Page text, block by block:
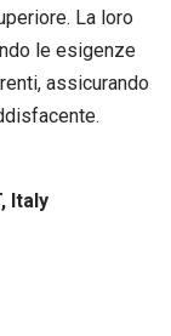
La loro
le esigenze
assicurando
Italy